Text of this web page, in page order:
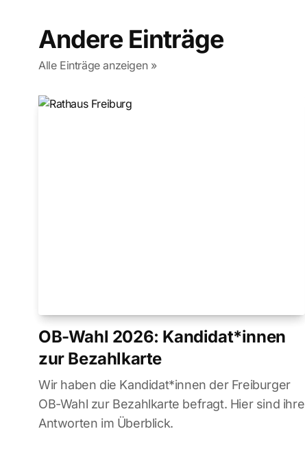
Andere Einträge
Alle Einträge anzeigen »
OB-Wahl 2026: Kandidat*innen
zur Bezahlkarte
Wir haben die Kandidat*innen der Freiburger
OB-Wahl zur Bezahlkarte befragt. Hier sind ihre
Antworten im Überblick.